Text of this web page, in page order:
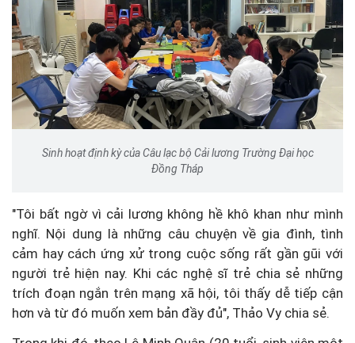
Sinh hoạt định kỳ của Câu lạc bộ Cải lương Trường Đại học
Đồng Tháp
"Tôi bất ngờ vì cải lương không hề khô khan như mình
nghĩ. Nội dung là những câu chuyện về gia đình, tình
cảm hay cách ứng xử trong cuộc sống rất gần gũi với
người trẻ hiện nay. Khi các nghệ sĩ trẻ chia sẻ những
trích đoạn ngắn trên mạng xã hội, tôi thấy dễ tiếp cận
hơn và từ đó muốn xem bản đầy đủ", Thảo Vy chia sẻ.